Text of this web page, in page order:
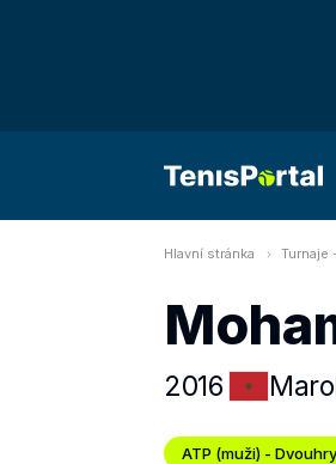
Hlavní stránka Turnaje
2016
ATP (muži) - Dvouhry